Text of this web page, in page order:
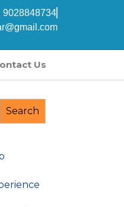
9028848734
Us
Search